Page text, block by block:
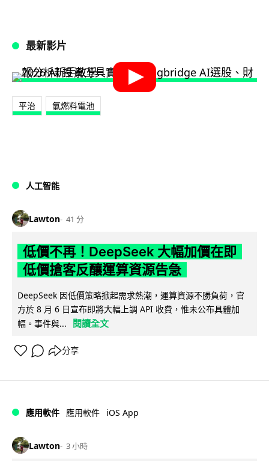
最新影片
平治 氫燃料電池
人工智能
Lawton 41 分
低價不再！DeepSeek 大幅加價在即
低價搶客反釀運算資源告急
DeepSeek 因低價策略掀起需求熱潮，運算資源不勝負荷，官
方於 8 月 6 日宣布即將大幅上調 API 收費，惟未公布具體加
幅。事件與...
閱讀全文
分享
應用軟件 應用軟件 iOS App
Lawton 3 小時